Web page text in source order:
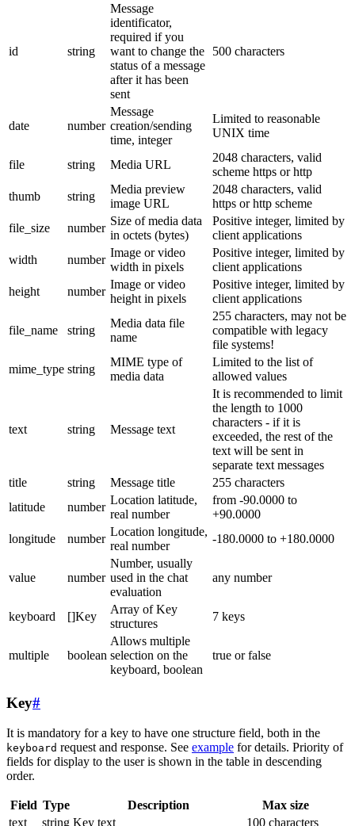
id string
Message
identificator,
required if you
want to change the
status of a message
after it has been
sent
500 characters
date number
Message
creation/sending
time, integer
Limited to reasonable
UNIX time
file string Media URL
2048 characters, valid
scheme https or http
thumb
string
Media preview
image URL
2048 characters, valid
https or http scheme
file_size
number
Size of media data
in octets (bytes)
Positive integer, limited by
client applications
width
number
Image or video
width in pixels
Positive integer, limited by
client applications
height
number
Image or video
height in pixels
Positive integer, limited by
client applications
file_name string
Media data file
name
255 characters, may not be
compatible with legacy
file systems!
mime_type string
MIME type of
media data
Limited to the list of
allowed values
text string Message text
It is recommended to limit
the length to 1000
characters - if it is
exceeded, the rest of the
text will be sent in
separate text messages
title
string Message title
255 characters
latitude
number
Location latitude,
real number
from -90.0000 to
+90.0000
longitude
number
Location longitude,
real number
-180.0000 to +180.0000
value number
Number, usually
used in the chat
evaluation
any number
keyboard []Key
Array of Key
structures
7 keys
multiple boolean
Allows multiple
selection on the
keyboard, boolean
true or false
Key#
It is mandatory for a key to have one structure field, both in the
keyboard request and response. See example for details. Priority of
fields for display to the user is shown in the table in descending
order.
Field Type Description
Max size
text
string Key text
100 characters